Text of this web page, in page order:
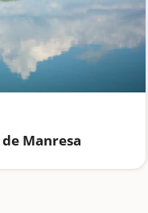
Manresa